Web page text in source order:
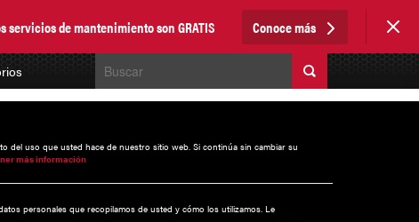
servicios de mantenimiento son GRATIS Conoce más
del uso que usted hace de nuestro sitio web. Si continúa sin cambiar su
más información
personales que recopilamos de usted y cómo los utilizamos. Le